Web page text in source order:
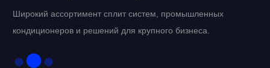
Широкий ассортимент сплит систем, промышленных
кондиционеров и решений для крупного бизнеса.